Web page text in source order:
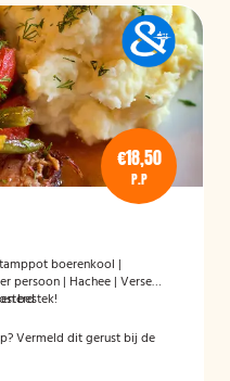
€18,50
P.P
boerenkool |
persoon | Hachee | Verse
bestek!
Vermeld dit gerust bij de